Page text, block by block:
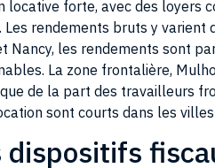
Les rendements bruts y
Nancy, les rendements sont
La zone frontalière,
de la part des travailleurs
sont courts dans les
dispositifs